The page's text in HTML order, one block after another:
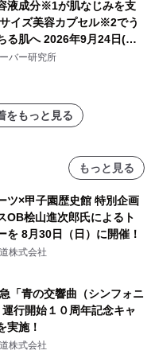
液成分※1が肌なじみを支
イズ美容カプセル※2でう
る肌へ 2026年9月24日(木)
ーアル新発売 『ディープモ
ム』
バー研究所
をもっと見る
もっと見る
ツ×甲子園歴史館 特別企画
OB桧山進次郎氏によるト
を 8月30日（日）に開催！
株式会社
「青の交響曲（シンフォニ
行開始１０周年記念キャ
実施！
株式会社